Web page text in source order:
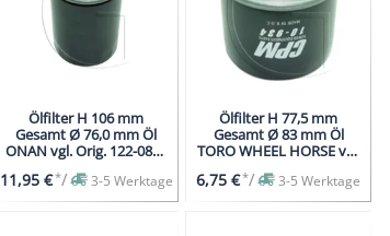
Ölfilter H 106 mm
Gesamt Ø 76,0 mm Öl
ONAN vgl. Orig. 122-0800
11,95 €*/ 3-5 Werktage
Ölfilter H 77,5 mm
Gesamt Ø 83 mm Öl
TORO WHEEL HORSE vgl.
6,75 €*/ 3-5 Werktage